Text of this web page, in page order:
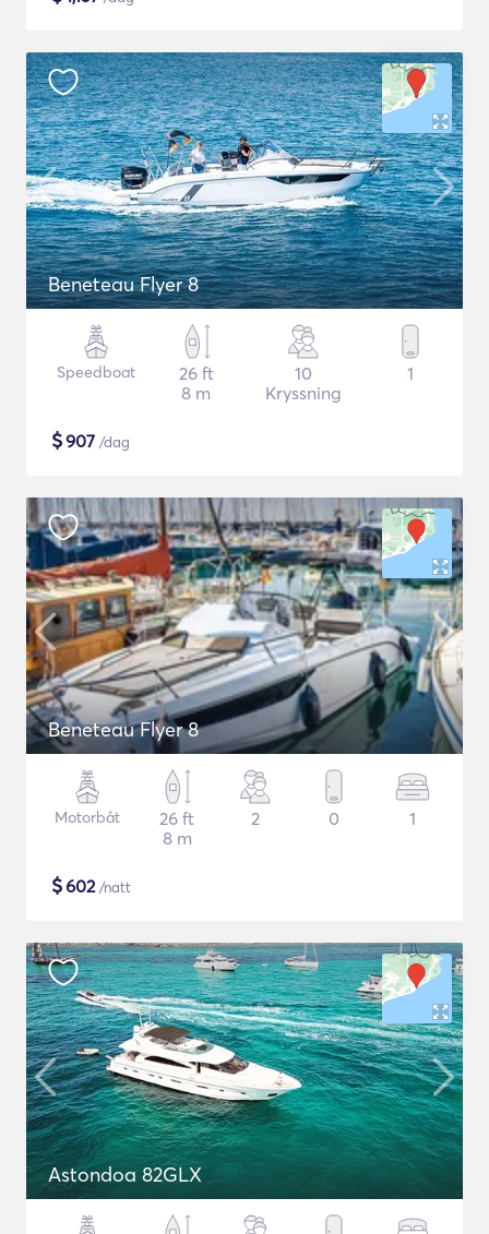
Beneteau Flyer 8
Speedboat
26 ft
8 m
10
Kryssning
1
$907 /dag
Beneteau Flyer 8
Motorbåt
26 ft
8 m
2 0 1
$602/natt
Astondoa 82GLX